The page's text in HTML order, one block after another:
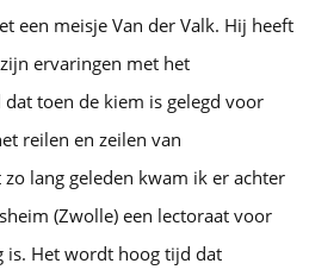
een meisje Van der Valk. Hij heeft
ervaringen met het
toen de kiem is gelegd voor
reilen en zeilen van
lang geleden kwam ik er achter
(Zwolle) een lectoraat voor
is. Het wordt hoog tijd dat